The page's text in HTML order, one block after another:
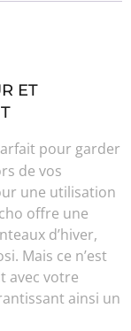
ET
pour garder
de vos
une utilisation
offre une
d’hiver,
Mais ce n’est
avec votre
ainsi un